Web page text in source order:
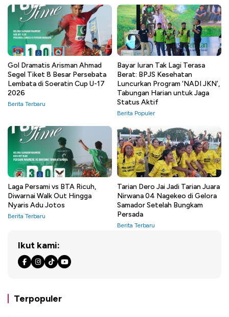
Gol Dramatis Arisman Ahmad
Segel Tiket 8 Besar Persebata
Lembata di Soeratin Cup U-17
2026
Berita Terbaru
Bayar Iuran Tak Lagi Terasa
Berat: BPJS Kesehatan
Luncurkan Program ‘NADI JKN’,
Tabungan Harian untuk Jaga
Status Aktif
Berita Populer
Laga Persami vs BTA Ricuh,
Diwarnai Walk Out Hingga
Nyaris Adu Jotos
Berita Terbaru
Tarian Dero Jai Jadi Tarian Juara
Nirwana 04 Nagekeo di Gelora
Samador Setelah Bungkam
Persada
Berita Terbaru
Ikut kami:
Terpopuler